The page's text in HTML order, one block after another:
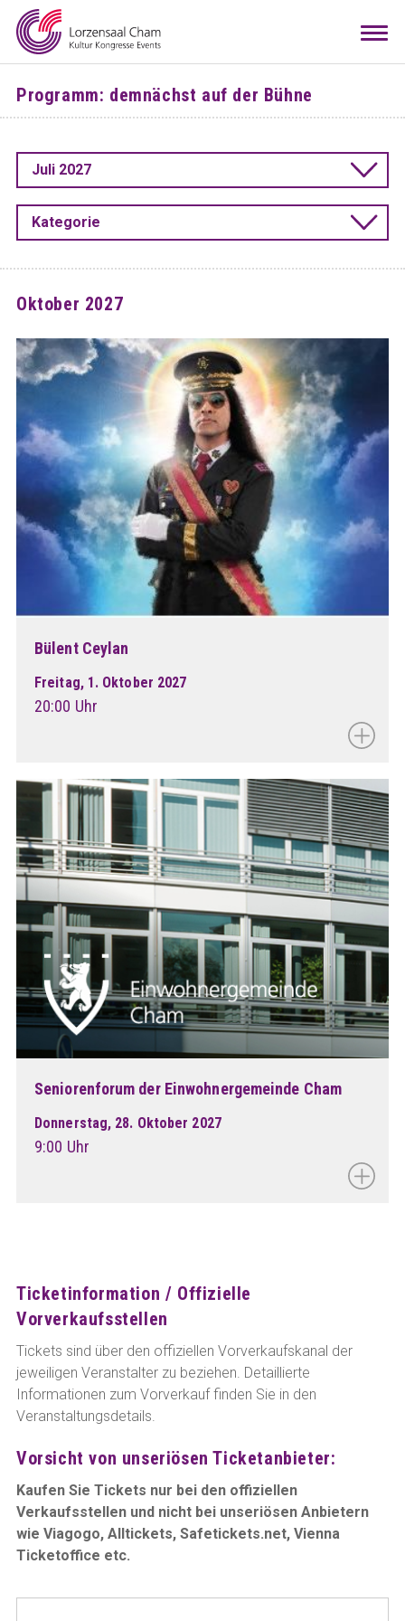
Mieten
Besuchen
Infos
Kontakt Anreise Downloads Raumkonfigurator DE EN
Programm: demnächst auf der Bühne
Juli 2027
Kategorie
Oktober 2027
Bülent Ceylan
Freitag, 1. Oktober 2027
20:00 Uhr
Seniorenforum der Einwohnergemeinde Cham
Donnerstag, 28. Oktober 2027
9:00 Uhr
Ticketinformation / Offizielle
Vorverkaufsstellen
Tickets sind über den offiziellen Vorverkaufskanal der
jeweiligen Veranstalter zu beziehen. Detaillierte
Informationen zum Vorverkauf finden Sie in den
Veranstaltungsdetails.
Vorsicht von unseriösen Ticketanbieter:
Kaufen Sie Tickets nur bei den offiziellen
Verkaufsstellen und nicht bei unseriösen Anbietern
wie Viagogo, Alltickets, Safetickets.net, Vienna
Ticketoffice etc.